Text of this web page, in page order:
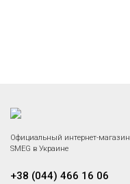
Официальный интернет-магазин
SMEG в Украине
+38 (044) 466 16 06